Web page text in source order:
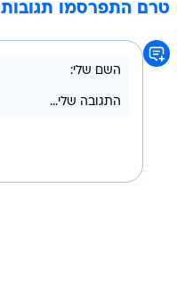
טרם התפרסמו תגובות